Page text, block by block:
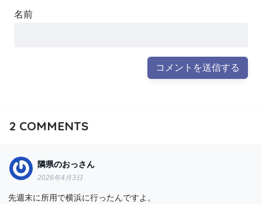
名前
2 COMMENTS
隣県のおっさん
2026年4月3日
先週末に所用で横浜に行ったんですよ。